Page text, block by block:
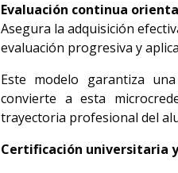
Evaluación continua
Asegura la adquisición
evaluación progresiva y
Este modelo garantiza
convierte a esta
trayectoria profesional del
Certificación universitaria